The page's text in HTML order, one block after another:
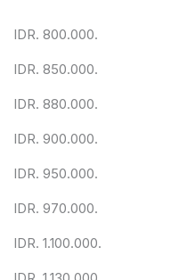
IDR. 800.000.
IDR. 850.000.
IDR. 880.000.
IDR. 900.000.
IDR. 950.000.
IDR. 970.000.
IDR. 1.100.000.